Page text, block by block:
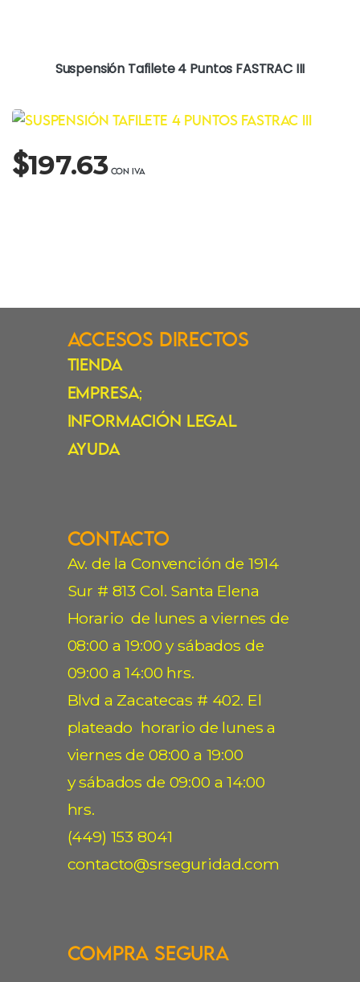
Suspensión Tafilete 4 Puntos FASTRAC III
$197.63
Accesos Directos
Tienda
Empresa;
Información Legal
Ayuda
Contacto
Av. de la Convención de 1914
Sur # 813 Col. Santa Elena
Horario de lunes a viernes de
08:00 a 19:00 y sábados de
09:00 a 14:00 hrs.
Blvd a Zacatecas # 402. El
plateado horario de lunes a
viernes de 08:00 a 19:00
y sábados de 09:00 a 14:00
hrs.
(449) 153 8041
contacto@srseguridad.com
Compra Segura